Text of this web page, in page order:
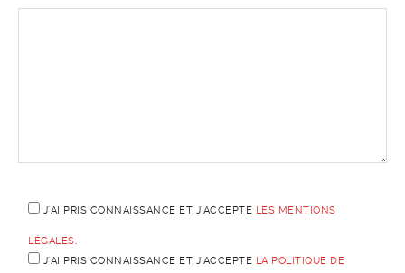
J'AI PRIS CONNAISSANCE ET J'ACCEPTE LES MENTIONS
LÉGALES.
J'AI PRIS CONNAISSANCE ET J'ACCEPTE LA POLITIQUE DE